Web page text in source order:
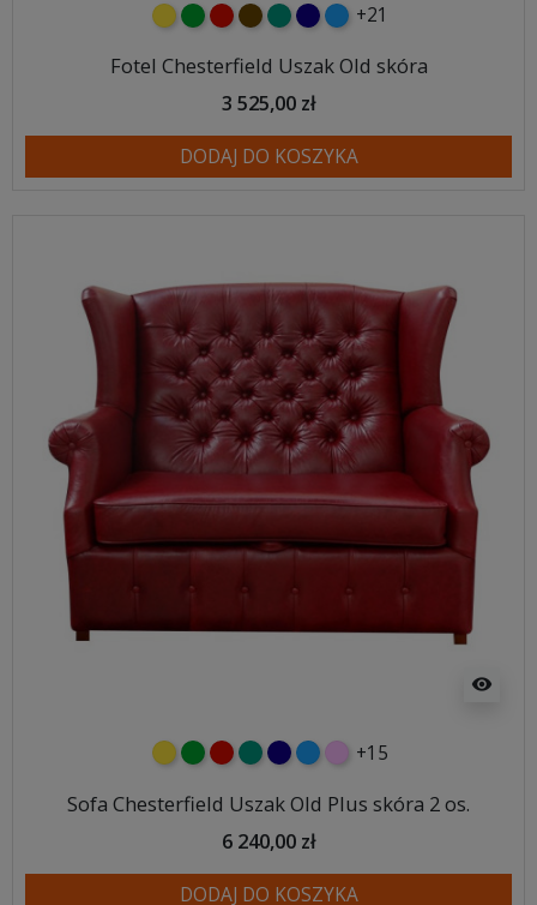
żółtyzielonyczerwony
czekoladowy
turkusowy
granatowy
niebieski
+21
Fotel Chesterfield Uszak Old skóra
3 525,00 zł
DODAJ DO KOSZYKA
visibility
żółtyzielonyczerwony
turkusowy
granatowy
niebieski
różowy
+15
Sofa Chesterfield Uszak Old Plus skóra 2 os.
6 240,00 zł
DODAJ DO KOSZYKA